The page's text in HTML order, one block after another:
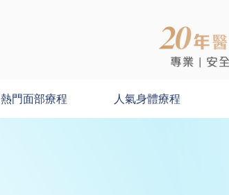
熱門面部療程 人氣身體療程